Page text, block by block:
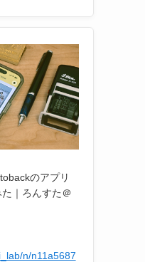
のアプリ
｜ろんすた＠
n/n11a5687